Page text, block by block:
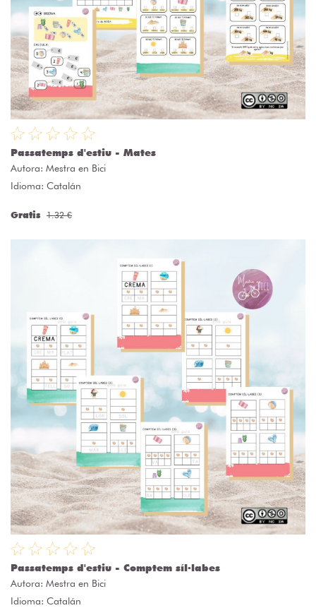
Passatemps d'estiu - Mates
Autora: Mestra en Bici
Idioma: Catalán
Gratis 1.32 €
Passatemps d'estiu - Comptem síl·labes
Autora: Mestra en Bici
Idioma: Catalán